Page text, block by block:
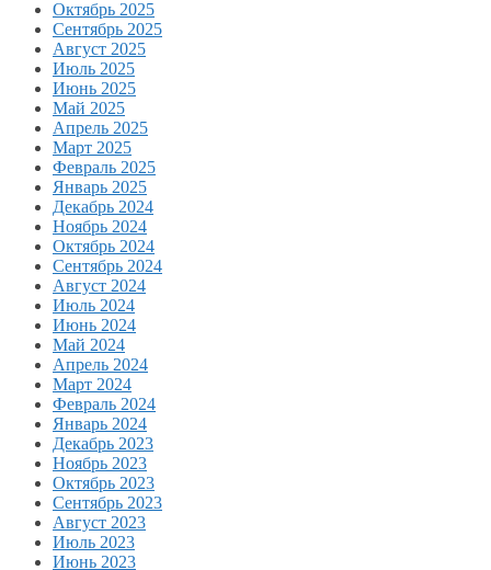
Октябрь 2025
Сентябрь 2025
Август 2025
Июль 2025
Июнь 2025
Май 2025
Апрель 2025
Март 2025
Февраль 2025
Январь 2025
Декабрь 2024
Ноябрь 2024
Октябрь 2024
Сентябрь 2024
Август 2024
Июль 2024
Июнь 2024
Май 2024
Апрель 2024
Март 2024
Февраль 2024
Январь 2024
Декабрь 2023
Ноябрь 2023
Октябрь 2023
Сентябрь 2023
Август 2023
Июль 2023
Июнь 2023